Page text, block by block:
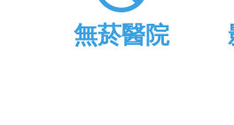
無菸醫院